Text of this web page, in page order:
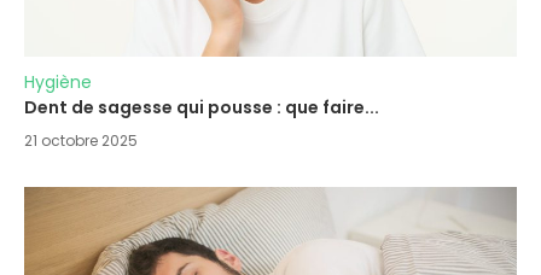
Hygiène
Dent de sagesse qui pousse : que faire...
21 octobre 2025